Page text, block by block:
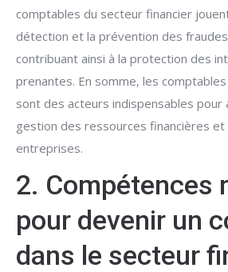
comptables du secteur financier
détection et la prévention des
contribuant ainsi à la protection des
prenantes. En somme, les
sont des acteurs indispensables pour
gestion des ressources financières
entreprises.
2. Compétences
pour devenir un
dans le secteur